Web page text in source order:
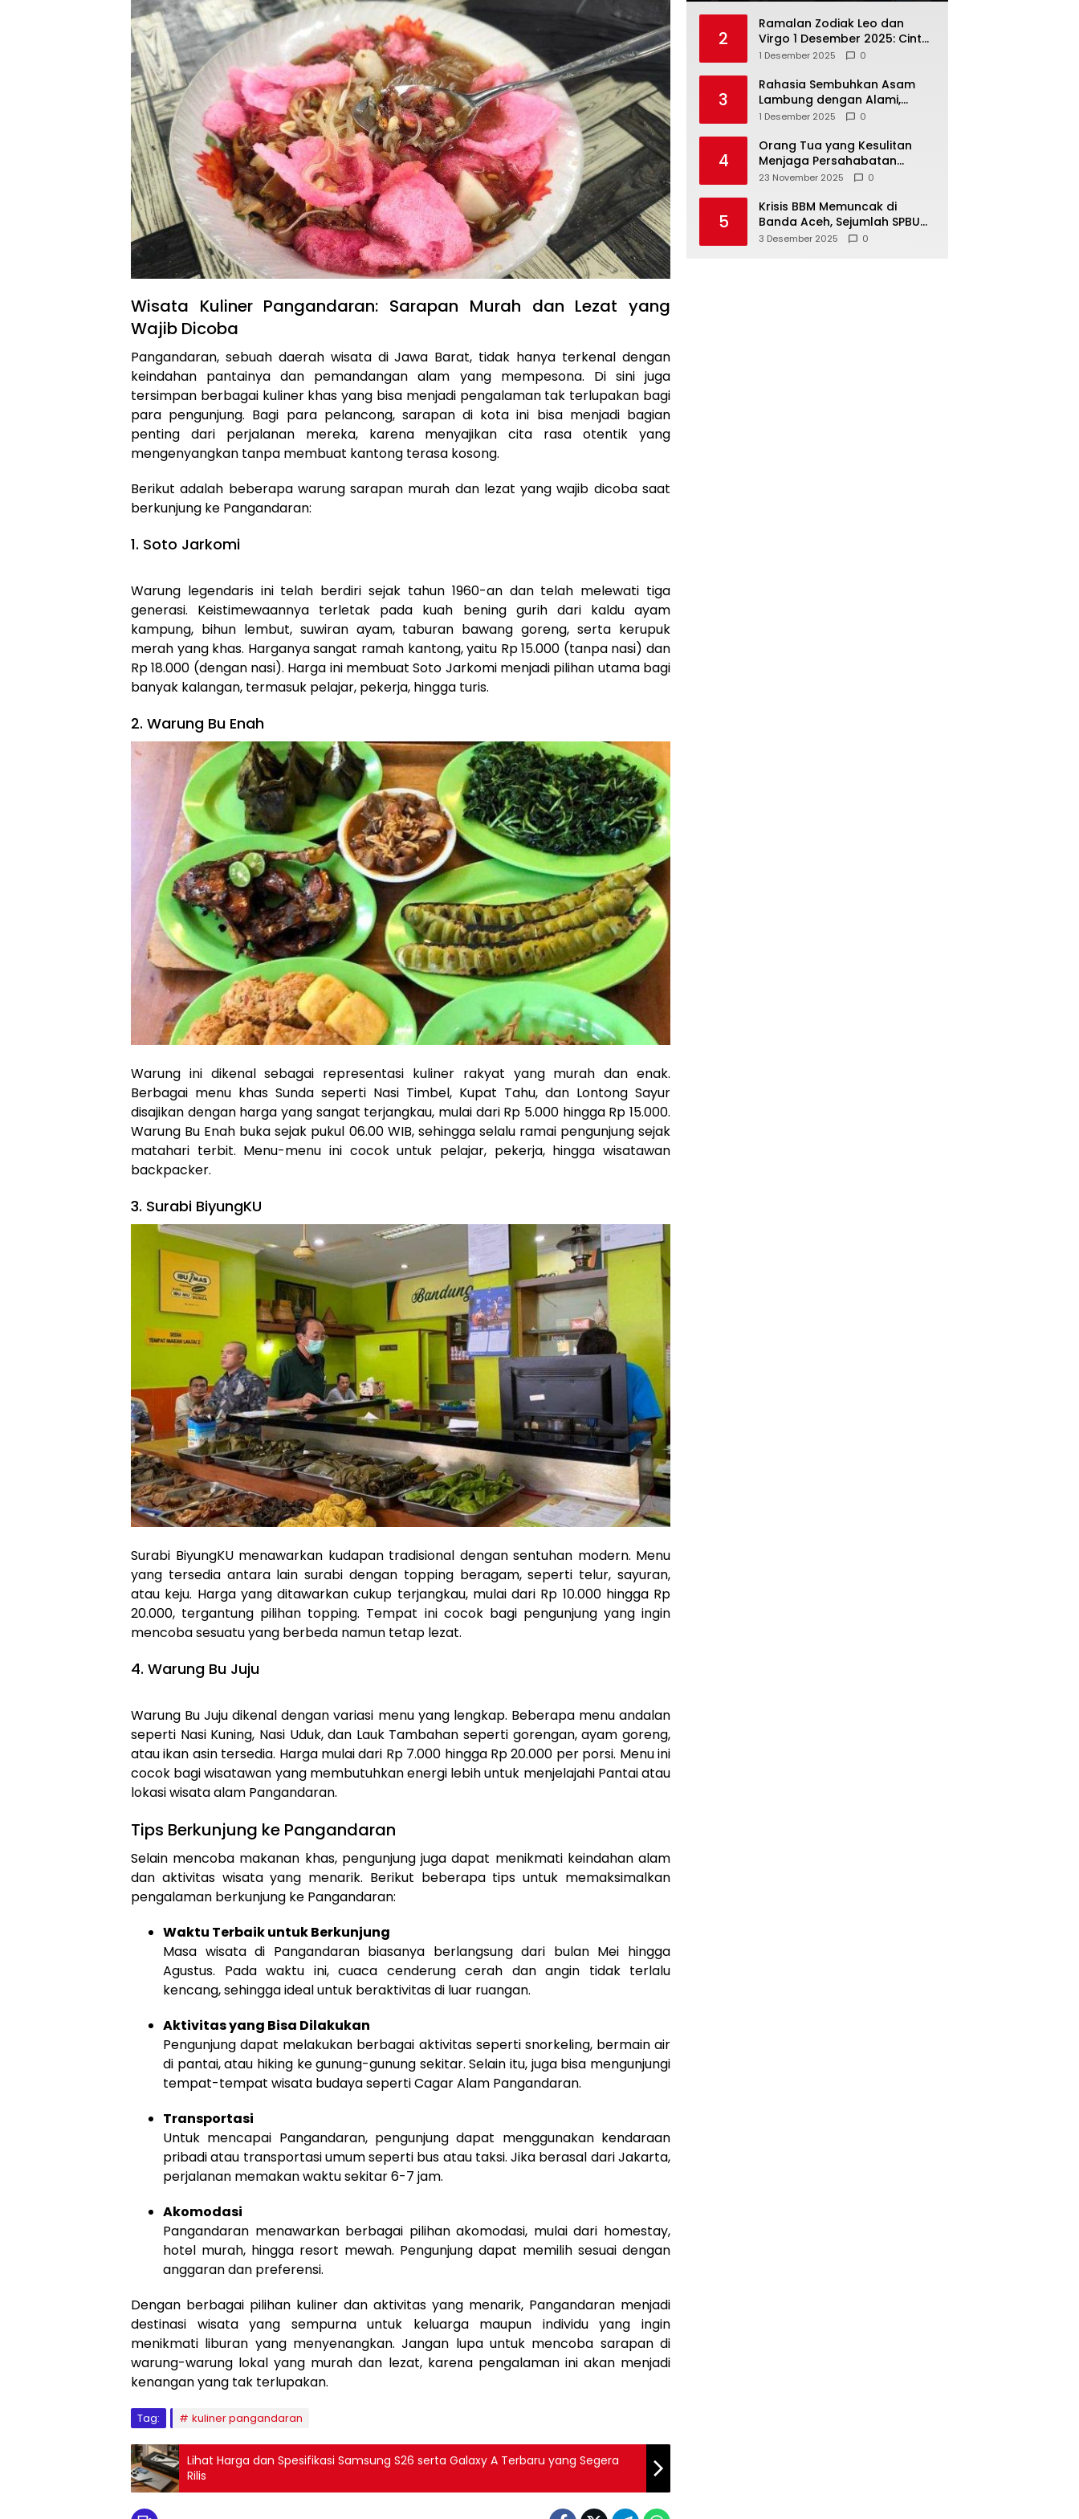
Wisata Kuliner Pangandaran: Sarapan Murah dan Lezat yang
Wajib Dicoba
Pangandaran, sebuah daerah wisata di Jawa Barat, tidak hanya terkenal dengan
keindahan pantainya dan pemandangan alam yang mempesona. Di sini juga
tersimpan berbagai kuliner khas yang bisa menjadi pengalaman tak terlupakan bagi
para pengunjung. Bagi para pelancong, sarapan di kota ini bisa menjadi bagian
penting dari perjalanan mereka, karena menyajikan cita rasa otentik yang
mengenyangkan tanpa membuat kantong terasa kosong.
Berikut adalah beberapa warung sarapan murah dan lezat yang wajib dicoba saat
berkunjung ke Pangandaran:
1. Soto Jarkomi
Warung legendaris ini telah berdiri sejak tahun 1960-an dan telah melewati tiga
generasi. Keistimewaannya terletak pada kuah bening gurih dari kaldu ayam
kampung, bihun lembut, suwiran ayam, taburan bawang goreng, serta kerupuk
merah yang khas. Harganya sangat ramah kantong, yaitu Rp 15.000 (tanpa nasi) dan
Rp 18.000 (dengan nasi). Harga ini membuat Soto Jarkomi menjadi pilihan utama bagi
banyak kalangan, termasuk pelajar, pekerja, hingga turis.
2. Warung Bu Enah
Warung ini dikenal sebagai representasi kuliner rakyat yang murah dan enak.
Berbagai menu khas Sunda seperti Nasi Timbel, Kupat Tahu, dan Lontong Sayur
disajikan dengan harga yang sangat terjangkau, mulai dari Rp 5.000 hingga Rp 15.000.
Warung Bu Enah buka sejak pukul 06.00 WIB, sehingga selalu ramai pengunjung sejak
matahari terbit. Menu-menu ini cocok untuk pelajar, pekerja, hingga wisatawan
backpacker.
3. Surabi BiyungKU
Surabi BiyungKU menawarkan kudapan tradisional dengan sentuhan modern. Menu
yang tersedia antara lain surabi dengan topping beragam, seperti telur, sayuran,
atau keju. Harga yang ditawarkan cukup terjangkau, mulai dari Rp 10.000 hingga Rp
20.000, tergantung pilihan topping. Tempat ini cocok bagi pengunjung yang ingin
mencoba sesuatu yang berbeda namun tetap lezat.
4. Warung Bu Juju
Warung Bu Juju dikenal dengan variasi menu yang lengkap. Beberapa menu andalan
seperti Nasi Kuning, Nasi Uduk, dan Lauk Tambahan seperti gorengan, ayam goreng,
atau ikan asin tersedia. Harga mulai dari Rp 7.000 hingga Rp 20.000 per porsi. Menu ini
cocok bagi wisatawan yang membutuhkan energi lebih untuk menjelajahi Pantai atau
lokasi wisata alam Pangandaran.
Tips Berkunjung ke Pangandaran
Selain mencoba makanan khas, pengunjung juga dapat menikmati keindahan alam
dan aktivitas wisata yang menarik. Berikut beberapa tips untuk memaksimalkan
pengalaman berkunjung ke Pangandaran:
Waktu Terbaik untuk Berkunjung
Masa wisata di Pangandaran biasanya berlangsung dari bulan Mei hingga
Agustus. Pada waktu ini, cuaca cenderung cerah dan angin tidak terlalu
kencang, sehingga ideal untuk beraktivitas di luar ruangan.
Aktivitas yang Bisa Dilakukan
Pengunjung dapat melakukan berbagai aktivitas seperti snorkeling, bermain air
di pantai, atau hiking ke gunung-gunung sekitar. Selain itu, juga bisa mengunjungi
tempat-tempat wisata budaya seperti Cagar Alam Pangandaran.
Transportasi
Untuk mencapai Pangandaran, pengunjung dapat menggunakan kendaraan
pribadi atau transportasi umum seperti bus atau taksi. Jika berasal dari Jakarta,
perjalanan memakan waktu sekitar 6-7 jam.
Akomodasi
Pangandaran menawarkan berbagai pilihan akomodasi, mulai dari homestay,
hotel murah, hingga resort mewah. Pengunjung dapat memilih sesuai dengan
anggaran dan preferensi.
Dengan berbagai pilihan kuliner dan aktivitas yang menarik, Pangandaran menjadi
destinasi wisata yang sempurna untuk keluarga maupun individu yang ingin
menikmati liburan yang menyenangkan. Jangan lupa untuk mencoba sarapan di
warung-warung lokal yang murah dan lezat, karena pengalaman ini akan menjadi
kenangan yang tak terlupakan.
Tag: kuliner pangandaran
Lihat Harga dan Spesifikasi Samsung S26 serta Galaxy A Terbaru yang Segera
Rilis
2
Ramalan Zodiak Leo dan
Virgo 1 Desember 2025: Cinta,
Karir, Kesehatan, dan
1 Desember 2025 0
3
Rahasia Sembuhkan Asam
Lambung dengan Alami,
Nomor 4 Disalahpahami
1 Desember 2025 0
4
Orang Tua yang Kesulitan
Menjaga Persahabatan
Biasanya Lakukan 8 Hal Ini
23 November 2025 0
5
Krisis BBM Memuncak di
Banda Aceh, Sejumlah SPBU
Tutup Total
3 Desember 2025 0